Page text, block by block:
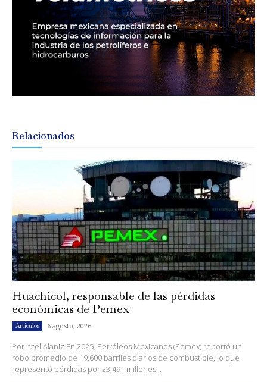
Relacionados
Huachicol, responsable de las pérdidas
económicas de Pemex
Artículos 6 agosto, 2026
Por Itzel Alaniz En 2025, Petróleos Mexicanos (Pemex) reportó un
robo promedio de 19,600 barriles diarios de combustible, lo que
representó pérdidas por 23,491 millones...